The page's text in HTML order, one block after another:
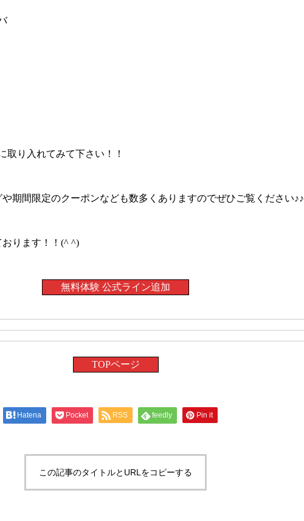
取り入れてみて下さい！！
期間限定のクーポンなども数多くありますのでぜひご覧ください♪♪
ります！！(^ ^)
無料体験 公式ライン追加
TOPページ
Hatena Pocket RSS feedly Pin it
この記事のタイトルとURLをコピーする